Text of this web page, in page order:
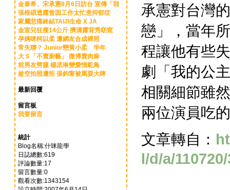
金泰希、宋承憲8月6日訪台 宣傳「我
張根碩透露曾因工作太忙患抑郁症
家屬悲痛終結TAIJI生命 X JA
金宣兒狂瘦14公斤 擠溝露背秀窈窕
孕媽咪柯以柔 遭網友合成裸照
常失聯？ Junior戀黃小柔 半年
大Ｓ「不賣廚藝」 微博賣肉麻
前男友劈腿 楊丞琳變愛情鴕鳥
趁空拍照遭拒 張鈞甯被罵耍大牌
最新回覆
留言板
我要留言
統計
Blog名稱:什咪龍學
日誌總數:619
評論數量:17
留言數量:0
觀看次數:1343154
承憲對台灣
戀」，當年
程讓他有些
劇「我的公
相關細節雖
兩位演員吃
文章轉自：
l/d/a/